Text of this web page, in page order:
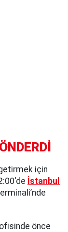
getirmek için
İstanbul
önce